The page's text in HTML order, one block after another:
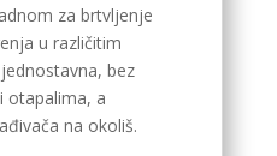
za brtvljenje
u različitim
bez
otapalima, a
na okoliš.